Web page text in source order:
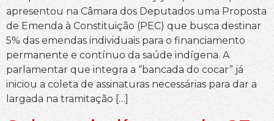
apresentou na Câmara dos Deputados uma Proposta
de Emenda à Constituição (PEC) que busca destinar
5% das emendas individuais para o financiamento
permanente e contínuo da saúde indígena. A
parlamentar que integra a “bancada do cocar” já
iniciou a coleta de assinaturas necessárias para dar a
largada na tramitação […]